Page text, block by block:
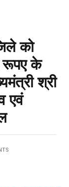
को
रूपए के
श्री
एवं